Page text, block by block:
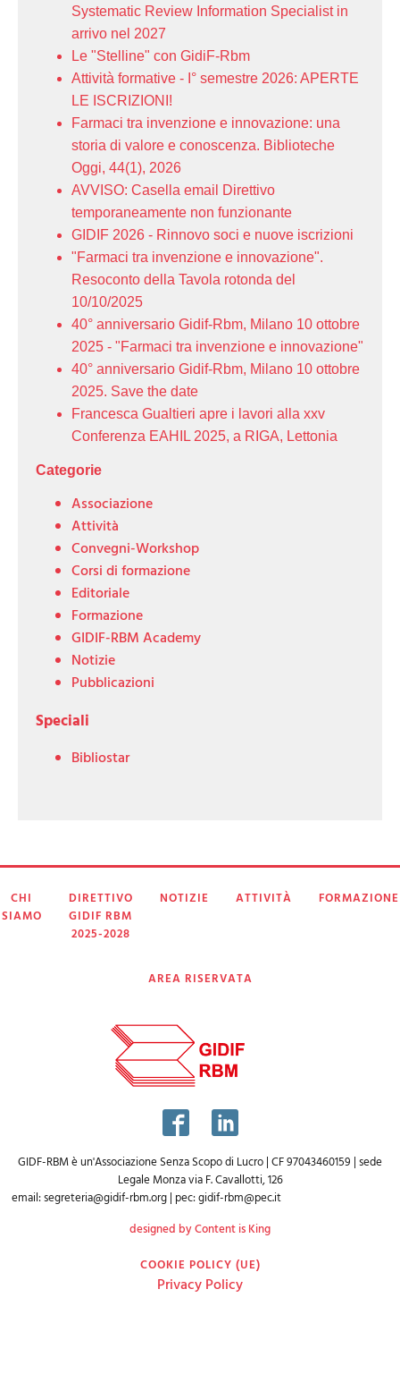
Systematic Review Information Specialist in
arrivo nel 2027
Le "Stelline" con GidiF-Rbm
Attività formative - I° semestre 2026: APERTE
LE ISCRIZIONI!
Farmaci tra invenzione e innovazione: una
storia di valore e conoscenza. Biblioteche
Oggi, 44(1), 2026
AVVISO: Casella email Direttivo
temporaneamente non funzionante
GIDIF 2026 - Rinnovo soci e nuove iscrizioni
"Farmaci tra invenzione e innovazione".
Resoconto della Tavola rotonda del
10/10/2025
40° anniversario Gidif-Rbm, Milano 10 ottobre
2025 - "Farmaci tra invenzione e innovazione"
40° anniversario Gidif-Rbm, Milano 10 ottobre
2025. Save the date
Francesca Gualtieri apre i lavori alla xxv
Conferenza EAHIL 2025, a RIGA, Lettonia
Categorie
Associazione
Attività
Convegni-Workshop
Corsi di formazione
Editoriale
Formazione
GIDIF-RBM Academy
Notizie
Pubblicazioni
Speciali
Bibliostar
CHI
SIAMO
DIRETTIVO
GIDIF RBM
2025-2028
NOTIZIE ATTIVITÀ FORMAZIONE
AREA RISERVATA
GIDF-RBM è un'Associazione Senza Scopo di Lucro | CF 97043460159 | sede
Legale Monza via F. Cavallotti, 126
email:segreteria@gidif-rbm.org| pec:gidif-rbm@pec.it
designed by Content is King
COOKIE POLICY (UE)
Privacy Policy